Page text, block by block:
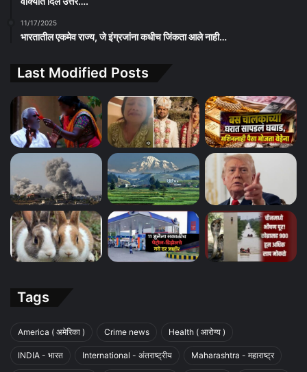
11/17/2025
भारतातील एकमेव राज्य, जे इंग्रजांना कधीच जिंकता आले नाही…
Last Modified Posts
Tags
America ( अमेरिका ) Crime news Health ( आरोग्य )
INDIA - भारत International - अंतराष्ट्रीय Maharashtra - महाराष्ट्र